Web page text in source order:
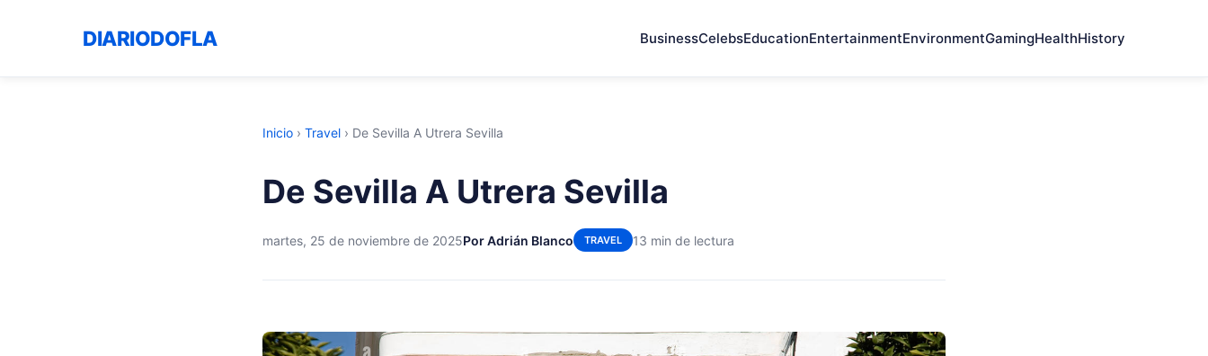
DIARIODOFLA BusinessCelebsEducationEntertainmentEnvironmentGamingHealthHistory
Inicio › Travel › De Sevilla A Utrera Sevilla
De Sevilla A Utrera Sevilla
martes, 25 de noviembre de 2025Por Adrián Blanco TRAVEL 13 min de lectura